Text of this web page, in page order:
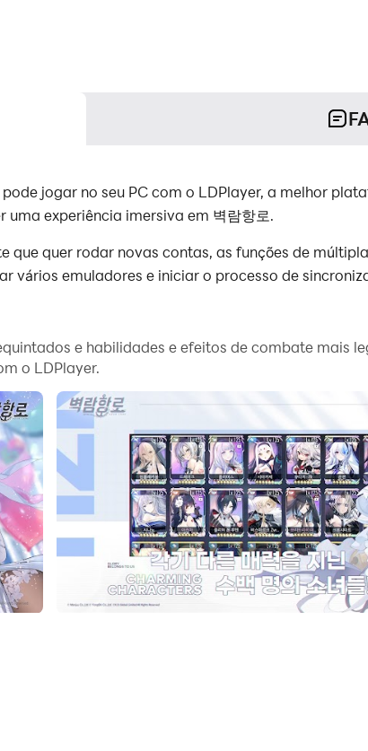
jogar no seu PC com o LDPlayer, a melhor
experiência imersiva em 벽람항로.
que quer rodar novas contas, as funções de
vários emuladores e iniciar o processo de
que exigem que você atualize e complete
em tempo real. Ao fazer isso, você pode rodar
함대에 ‘정식 합류’ 시켜라!
e habilidades e efeitos de combate mais
o LDPlayer.